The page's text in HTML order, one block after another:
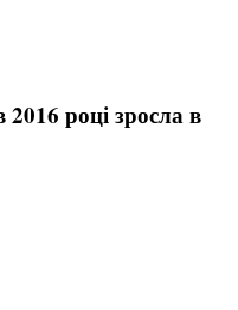
році зросла в